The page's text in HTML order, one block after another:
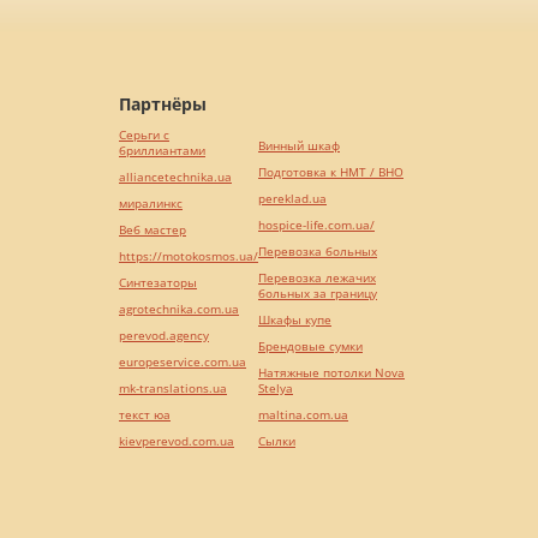
Партнёры
Серьги с
бриллиантами
alliancetechnika.ua
миралинкс
Веб мастер
https://motokosmos.ua/
Синтезаторы
agrotechnika.com.ua
perevod.agency
europeservice.com.ua
mk-translations.ua
текст юа
kievperevod.com.ua
Винный шкаф
Подготовка к НМТ / ВНО
pereklad.ua
hospice-life.com.ua/
Перевозка больных
Перевозка лежачих
больных за границу
Шкафы купе
Брендовые сумки
Натяжные потолки Nova
Stelya
maltina.com.ua
Cылки